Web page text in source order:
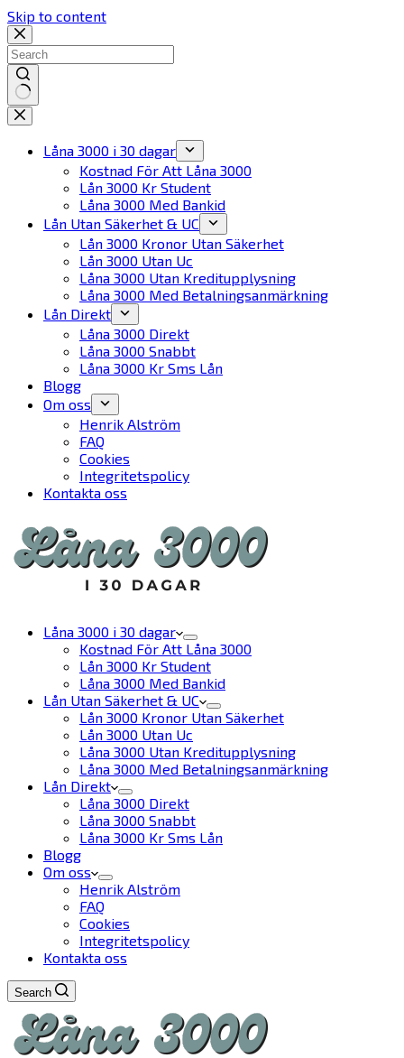
Skip to content
No
results
Låna 3000 i 30 dagar
Kostnad För Att Låna 3000
Lån 3000 Kr Student
Låna 3000 Med Bankid
Lån Utan Säkerhet & UC
Lån 3000 Kronor Utan Säkerhet
Lån 3000 Utan Uc
Låna 3000 Utan Kreditupplysning
Låna 3000 Med Betalningsanmärkning
Lån Direkt
Låna 3000 Direkt
Låna 3000 Snabbt
Låna 3000 Kr Sms Lån
Blogg
Om oss
Henrik Alström
FAQ
Cookies
Integritetspolicy
Kontakta oss
Låna 3000 i 30 dagar
Kostnad För Att Låna 3000
Lån 3000 Kr Student
Låna 3000 Med Bankid
Lån Utan Säkerhet & UC
Lån 3000 Kronor Utan Säkerhet
Lån 3000 Utan Uc
Låna 3000 Utan Kreditupplysning
Låna 3000 Med Betalningsanmärkning
Lån Direkt
Låna 3000 Direkt
Låna 3000 Snabbt
Låna 3000 Kr Sms Lån
Blogg
Om oss
Henrik Alström
FAQ
Cookies
Integritetspolicy
Kontakta oss
Search